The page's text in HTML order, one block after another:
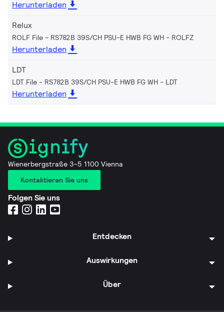
Herunterladen
Relux
ROLF File - RS782B 39S/CH PSU-E HWB FG WH ROLFZ
Herunterladen
LDT
LDT File - RS782B 39S/CH PSU-E HWB FG WH LDT
Herunterladen
Wienerbergstraße 3–5 1100 Vienna
Kontaktieren Sie uns
Folgen Sie uns
Entdecken
Auswirkungen
Über